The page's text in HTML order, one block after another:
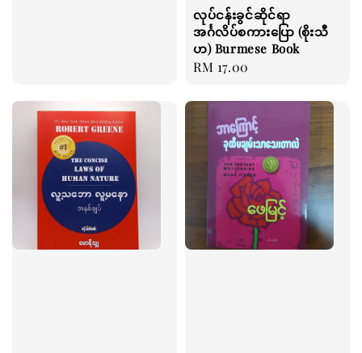
လုပ်ငန်းခွင်ဆိုင်ရာ
အင်္ဂလိပ်စကားပြော (စိုးသီ
ဟ) Burmese Book
Regular
RM 17.00